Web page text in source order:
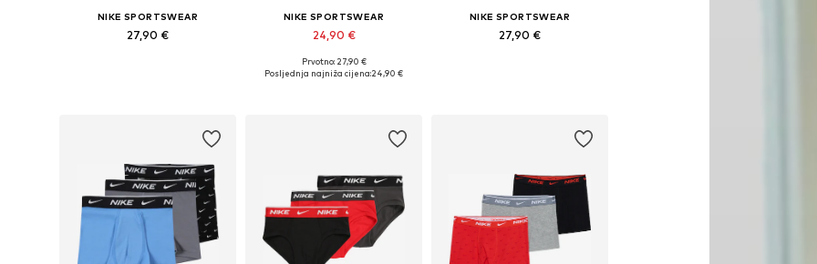
NIKE SPORTSWEAR
27,90 €
NIKE SPORTSWEAR
24,90 €
Prvotno: 27,90 €
Posljednja najniža cijena:24,90 €
NIKE SPORTSWEAR
27,90 €